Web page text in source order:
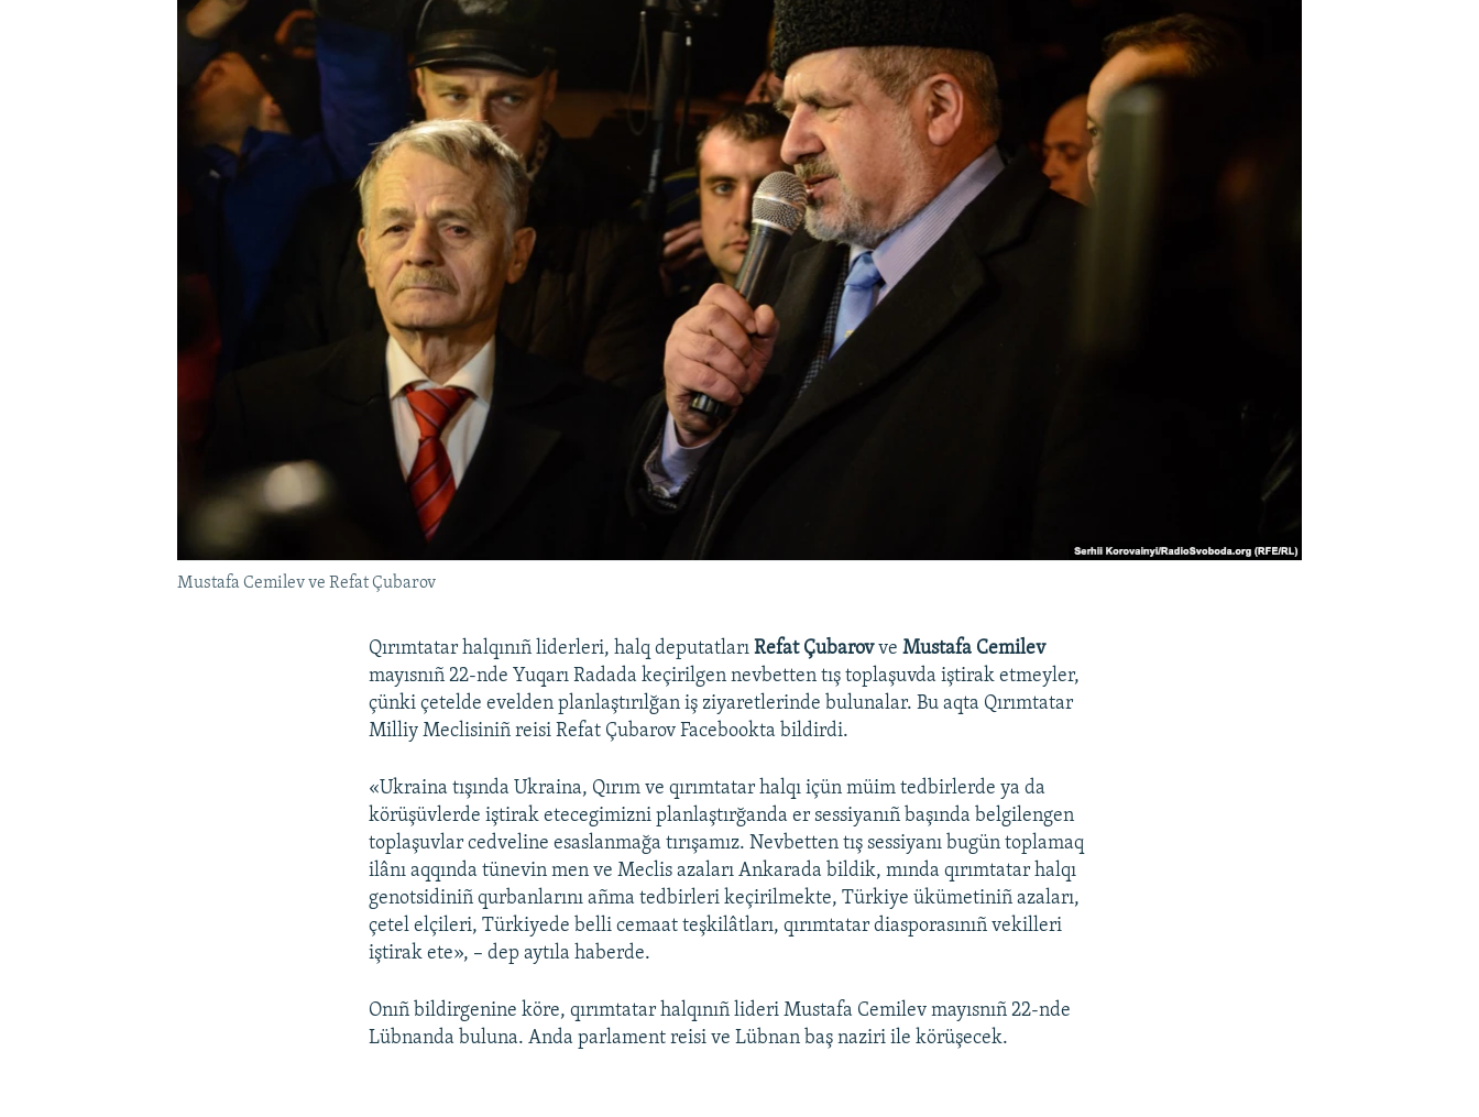
Mustafa Cemilev ve Refat Çubarov
Qırımtatar halqınıñ liderleri, halq deputatlarıRefat ÇubarovveMustafa Cemilev
mayısnıñ 22-nde Yuqarı Radada keçirilgen nevbetten tış toplaşuvda iştirak etmeyler,
çünki çetelde evelden planlaştırılğan iş ziyaretlerinde bulunalar. Bu aqta Qırımtatar
Milliy Meclisiniñ reisi Refat Çubarov Facebookta bildirdi.
«Ukraina tışında Ukraina, Qırım ve qırımtatar halqı içün müim tedbirlerde ya da
körüşüvlerde iştirak etecegimizni planlaştırğanda er sessiyanıñ başında belgilengen
toplaşuvlar cedveline esaslanmağa tırışamız. Nevbetten tış sessiyanı bugün toplamaq
ilânı aqqında tünevin men ve Meclis azaları Ankarada bildik, mında qırımtatar halqı
genotsidiniñ qurbanlarını añma tedbirleri keçirilmekte, Türkiye ükümetiniñ azaları,
çetel elçileri, Türkiyede belli cemaat teşkilâtları, qırımtatar diasporasınıñ vekilleri
iştirak ete», – dep aytıla haberde.
Onıñ bildirgenine köre, qırımtatar halqınıñ lideri Mustafa Cemilev mayısnıñ 22-nde
Lübnanda buluna. Anda parlament reisi ve Lübnan baş naziri ile körüşecek.